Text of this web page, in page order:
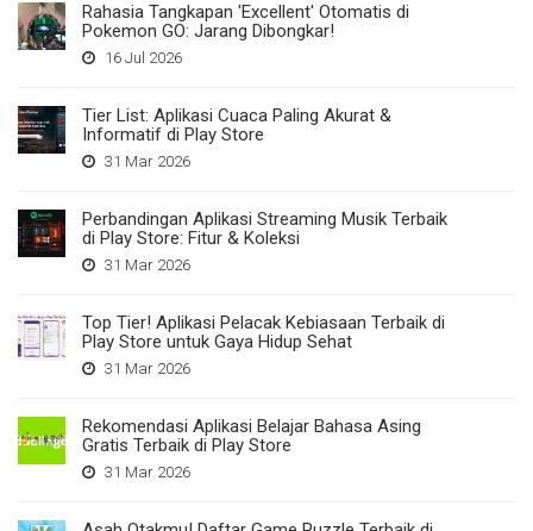
Rahasia Tangkapan 'Excellent' Otomatis di
Pokemon GO: Jarang Dibongkar!
16 Jul 2026
Tier List: Aplikasi Cuaca Paling Akurat &
Informatif di Play Store
31 Mar 2026
Perbandingan Aplikasi Streaming Musik Terbaik
di Play Store: Fitur & Koleksi
31 Mar 2026
Top Tier! Aplikasi Pelacak Kebiasaan Terbaik di
Play Store untuk Gaya Hidup Sehat
31 Mar 2026
Rekomendasi Aplikasi Belajar Bahasa Asing
Gratis Terbaik di Play Store
31 Mar 2026